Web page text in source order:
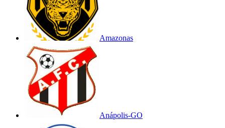
Amazonas
Anápolis-GO